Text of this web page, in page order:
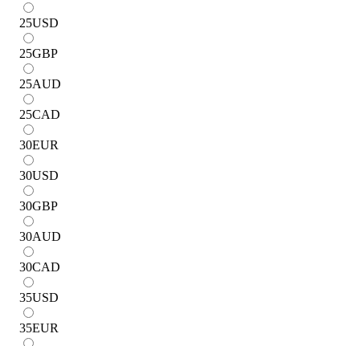
25USD
25GBP
25AUD
25CAD
30EUR
30USD
30GBP
30AUD
30CAD
35USD
35EUR